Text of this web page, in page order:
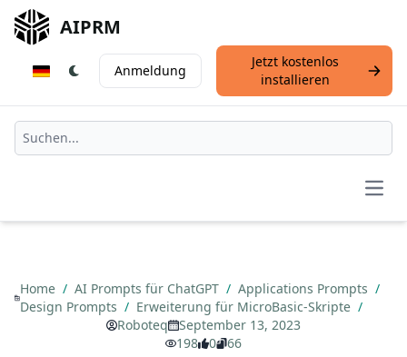
AIPRM
Anmeldung
Jetzt kostenlos
installieren
Home / AI Prompts für ChatGPT / Applications Prompts /
Design Prompts / Erweiterung für MicroBasic-Skripte /
Roboteq
September 13, 2023
198
0 66